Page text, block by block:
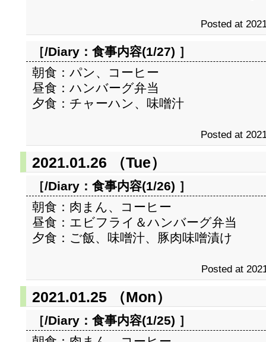
Posted at
［/Diary： 食事内容(1/27) ］
朝食：パン、コーヒー
昼食：ハンバーグ弁当
夕食：チャーハン、味噌汁
Posted at
2021.01.26 （Tue）
［/Diary： 食事内容(1/26) ］
朝食：肉まん、コーヒー
昼食：エビフライ＆ハンバーグ弁当
夕食：ご飯、味噌汁、豚肉味噌漬け
Posted at
2021.01.25 （Mon）
［/Diary： 食事内容(1/25) ］